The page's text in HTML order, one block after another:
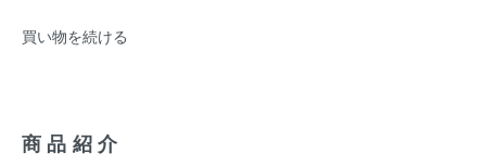
買い物を続ける
商品紹介